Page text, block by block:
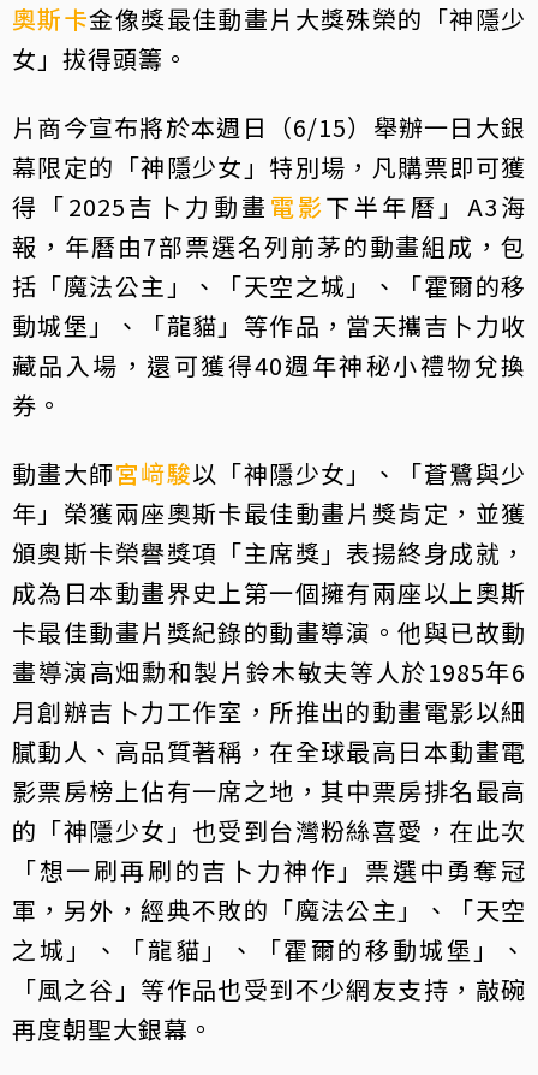
奧斯卡金像獎最佳動畫片大獎殊榮的「神隱少
女」拔得頭籌。
片商今宣布將於本週日（6/15）舉辦一日大銀
幕限定的「神隱少女」特別場，凡購票即可獲
得「2025吉卜力動畫 電影下半年曆」A3海
報，年曆由7部票選名列前茅的動畫組成，包
括「魔法公主」、「天空之城」、「霍爾的移
動城堡」、「龍貓」等作品，當天攜吉卜力收
藏品入場，還可獲得40週年神秘小禮物兌換
券。
動畫大師宮﨑駿以「神隱少女」、「蒼鷺與少
年」榮獲兩座奧斯卡最佳動畫片獎肯定，並獲
頒奧斯卡榮譽獎項「主席獎」表揚終身成就，
成為日本動畫界史上第一個擁有兩座以上奧斯
卡最佳動畫片獎紀錄的動畫導演。他與已故動
畫導演高畑勳和製片鈴木敏夫等人於1985年6
月創辦吉卜力工作室，所推出的動畫電影以細
膩動人、高品質著稱，在全球最高日本動畫電
影票房榜上佔有一席之地，其中票房排名最高
的「神隱少女」也受到台灣粉絲喜愛，在此次
「想一刷再刷的吉卜力神作」票選中勇奪冠
軍，另外，經典不敗的「魔法公主」、「天空
之城」、「龍貓」、「霍爾的移動城堡」、
「風之谷」等作品也受到不少網友支持，敲碗
再度朝聖大銀幕。